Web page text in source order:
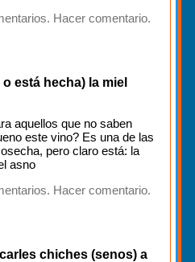
Hacer comentario.
está hecha) la miel
aquellos que no saben
este vino? Es una de las
pero claro está: la
asno
Hacer comentario.
chiches (senos) a